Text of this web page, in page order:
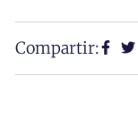
Compartir: